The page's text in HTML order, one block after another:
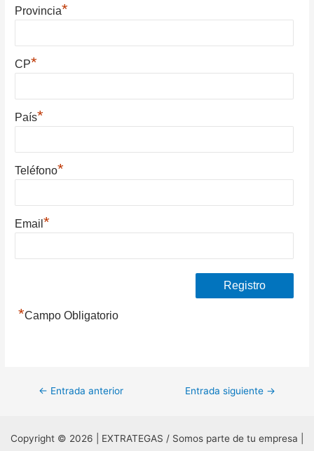
Provincia*
CP*
País*
Teléfono*
Email*
*Campo Obligatorio
Navegación
entradas
← Entrada anterior Entrada siguiente →
Copyright © 2026 | EXTRATEGAS / Somos parte de tu empresa |